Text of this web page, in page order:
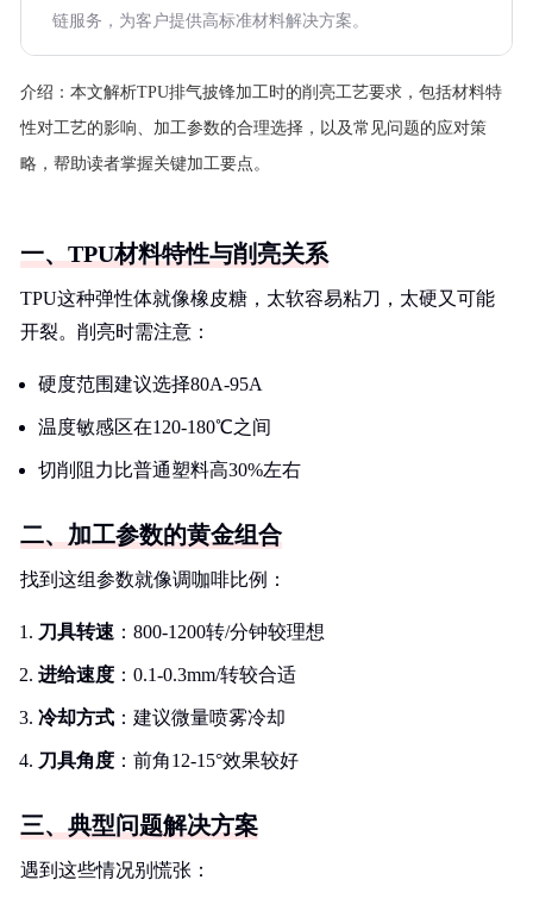
链服务，为客户提供高标准材料解决方案。
介绍： 本文解析TPU排气披锋加工时的削亮工艺要求，包括材料特
性对工艺的影响、加工参数的合理选择，以及常见问题的应对策
略，帮助读者掌握关键加工要点。
一、TPU材料特性与削亮关系
TPU这种弹性体就像橡皮糖，太软容易粘刀，太硬又可能
开裂。削亮时需注意：
硬度范围建议选择80A-95A
温度敏感区在120-180℃之间
切削阻力比普通塑料高30%左右
二、加工参数的黄金组合
找到这组参数就像调咖啡比例：
刀具转速 ：800-1200转/分钟较理想
进给速度 ：0.1-0.3mm/转较合适
冷却方式 ：建议微量喷雾冷却
刀具角度 ：前角12-15°效果较好
三、典型问题解决方案
遇到这些情况别慌张：